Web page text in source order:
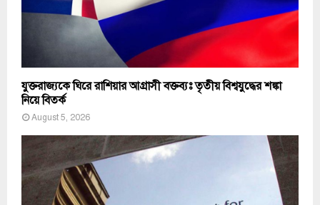
যুক্তরাজ্যকে ঘিরে রাশিয়ার আগ্রাসী বক্তব্যঃ তৃতীয় বিশ্বযুদ্ধের শঙ্কা
নিয়ে বিতর্ক
August 5, 2026